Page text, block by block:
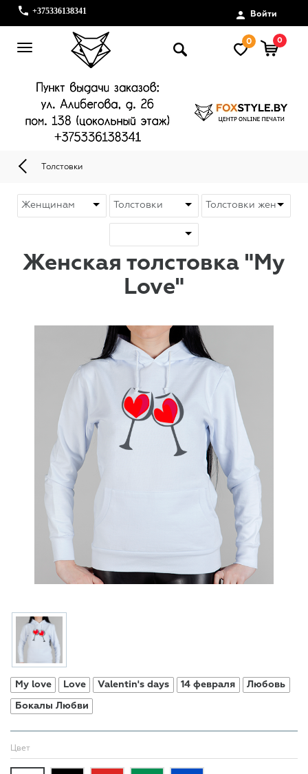
+375336138341 Войти
0 0
Толстовки
Женская толстовка "My
Love"
My love Love Valentin's days 14 февраля Любовь
Бокалы Любви
Цвет